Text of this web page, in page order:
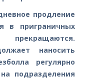
продление
в приграничных
наносить
регулярно
подразделения